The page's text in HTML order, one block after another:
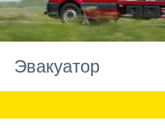
Эвакуатор